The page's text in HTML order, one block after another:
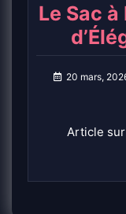
Le Sac
20 mars,
Article sur